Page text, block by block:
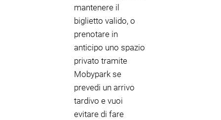
mantenere il
biglietto valido, o
prenotare in
anticipo uno spazio
privato tramite
Mobypark se
prevedi un arrivo
tardivo e vuoi
evitare di fare